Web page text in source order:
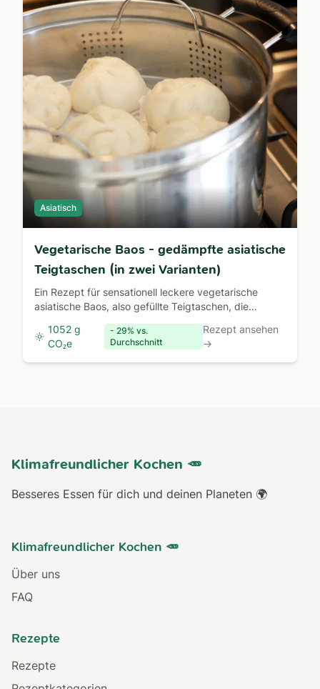
Asiatisch
Vegetarische Baos - gedämpfte asiatische
Teigtaschen (in zwei Varianten)
Ein Rezept für sensationell leckere vegetarische
asiatische Baos, also gefüllte Teigtaschen, die
vegetarischer Füllung.
1052 g
CO₂e
- 29% vs.
Durchschnitt
Rezept ansehen
→
Klimafreundlicher Kochen 🥕
Besseres Essen für dich und deinen Planeten 🌍
Klimafreundlicher Kochen 🥕
Über uns
FAQ
Rezepte
Rezepte